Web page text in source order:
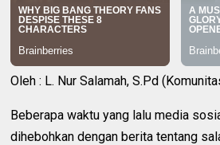
Oleh : L. Nur Salamah, S.Pd
Beberapa waktu yang lalu media
dihebohkan dengan berita tentang